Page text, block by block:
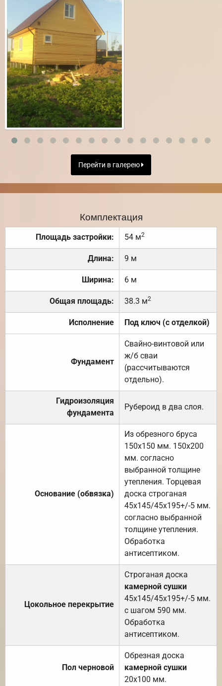
Перейти в галерею
Комплектация
Площадь застройки: 54 м2
Длина: 9 м
Ширина: 6 м
Общая площадь: 38.3 м2
Исполнение Под ключ (с отделкой)
Фундамент
Свайно-винтовой или
ж/б сваи
(рассчитываются
отдельно).
Гидроизоляция
фундамента
Рубероид в два слоя.
Основание (обвязка)
Из обрезного бруса
150х150 мм. 150х200
мм. согласно
выбранной толщине
утепления. Торцевая
доска строганая
45х145/45х195+/-5 мм.
согласно выбранной
толщине утепления.
Обработка
антисептиком.
Цокольное перекрытие
Строганая доска
камерной сушки
45х145/45х195+/-5 мм.
с шагом 590 мм.
Обработка
антисептиком.
Пол черновой
Обрезная доска
камерной сушки
20х100 мм.